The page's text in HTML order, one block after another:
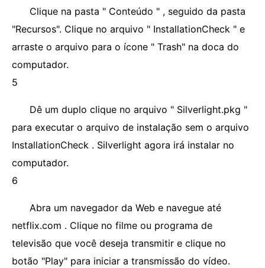
Clique na pasta " Conteúdo " , seguido da pasta
"Recursos". Clique no arquivo " InstallationCheck " e
arraste o arquivo para o ícone " Trash" na doca do
computador.
5
Dê um duplo clique no arquivo " Silverlight.pkg "
para executar o arquivo de instalação sem o arquivo
InstallationCheck . Silverlight agora irá instalar no
computador.
6
Abra um navegador da Web e navegue até
netflix.com . Clique no filme ou programa de
televisão que você deseja transmitir e clique no
botão "Play" para iniciar a transmissão do vídeo.